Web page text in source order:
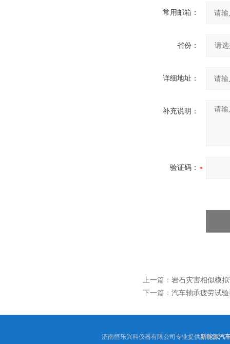
常用邮箱：
省份：
详细地址：
补充说明：
验证码：
上一篇： 岩石灾害相似模
下一篇： 汽车轴承疲劳试
济南恒乐兴科仪器有限公司专业提供新能源汽